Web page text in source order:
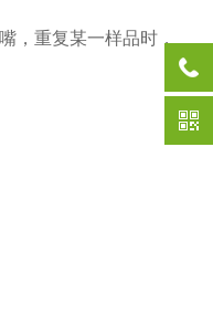
，重复某一样品时，